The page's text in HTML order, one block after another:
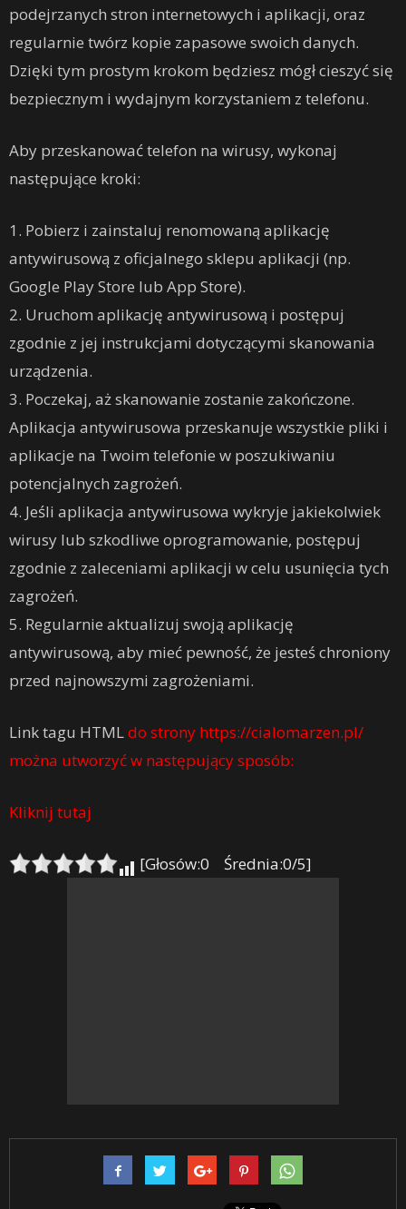
podejrzanych stron internetowych i aplikacji, oraz
regularnie twórz kopie zapasowe swoich danych.
Dzięki tym prostym krokom będziesz mógł cieszyć się
bezpiecznym i wydajnym korzystaniem z telefonu.
Aby przeskanować telefon na wirusy, wykonaj
następujące kroki:
1. Pobierz i zainstaluj renomowaną aplikację
antywirusową z oficjalnego sklepu aplikacji (np.
Google Play Store lub App Store).
2. Uruchom aplikację antywirusową i postępuj
zgodnie z jej instrukcjami dotyczącymi skanowania
urządzenia.
3. Poczekaj, aż skanowanie zostanie zakończone.
Aplikacja antywirusowa przeskanuje wszystkie pliki i
aplikacje na Twoim telefonie w poszukiwaniu
potencjalnych zagrożeń.
4. Jeśli aplikacja antywirusowa wykryje jakiekolwiek
wirusy lub szkodliwe oprogramowanie, postępuj
zgodnie z zaleceniami aplikacji w celu usunięcia tych
zagrożeń.
5. Regularnie aktualizuj swoją aplikację
antywirusową, aby mieć pewność, że jesteś chroniony
przed najnowszymi zagrożeniami.
Link tagu HTMLdo strony https://cialomarzen.pl/
można utworzyć w następujący sposób:
Kliknij tutaj
[Głosów:0 Średnia:0/5]